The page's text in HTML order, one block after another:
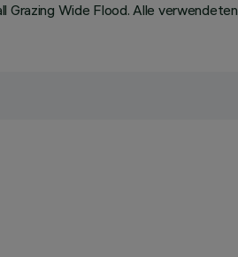
Wide Flood. Alle